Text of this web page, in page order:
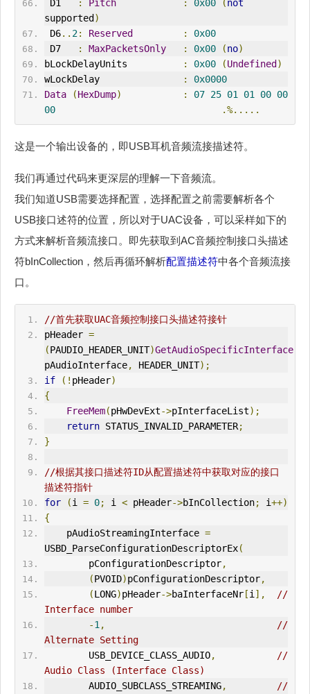
D1 : Pitch : 0x00 ( not
supported )
D6.. 2: Reserved :
0x00
D7
: MaxPacketsOnly : 0x00 (no)
bLockDelayUnits
: 0x00 (Undefined )
wLockDelay
:
0x0000
Data
(HexDump) : 07 25 01 01 00 00
00
.%.....
这是一个输出设备的，即USB耳机音频流接描述符。
我们再通过代码来更深层的理解一下音频流。
我们知道USB需要选择配置，选择配置之前需要解析各个
USB接口述符的位置，所以对于UAC设备，可以采样如下的
方式来解析音频流接口。即先获取到AC音频控制接口头描述
符bInCollection，然后再循环解析配置描述符中各个音频流接
口。
//首先获取UAC音频控制接口头描述符接针
pHeader =
(PAUDIO_HEADER_UNIT)GetAudioSpecificInterface(
pAudioInterface, HEADER_UNIT);
if
(! pHeader)
{
FreeMem(pHwDevExt->pInterfaceList);
return STATUS_INVALID_PARAMETER;
}
//根据其接口描述符ID从配置描述符中获取对应的接口
描述符指针
for
(i = 0; i < pHeader->bInCollection; i++)
{
    pAudioStreamingInterface
=
USBD_ParseConfigurationDescriptorEx(
        pConfigurationDescriptor
,
(PVOID)pConfigurationDescriptor,
(LONG)pHeader->baInterfaceNr[i ],
//
Interface number
-1 ,
//
Alternate Setting
        USB_DEVICE_CLASS_AUDIO
,
//
Audio Class (Interface Class)
        AUDIO_SUBCLASS_STREAMING
,
//